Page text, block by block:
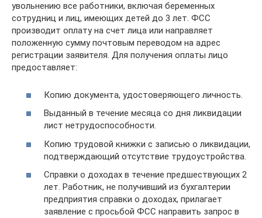
увольнению все работники, включая беременных
сотрудниц и лиц, имеющих детей до 3 лет. ФСС
производит оплату на счет лица или направляет
положенную сумму почтовым переводом на адрес
регистрации заявителя. Для получения оплаты лицо
предоставляет:
Копию документа, удостоверяющего личность.
Выданный в течение месяца со дня ликвидации
лист нетрудоспособности.
Копию трудовой книжки с записью о ликвидации,
подтверждающий отсутствие трудоустройства.
Справки о доходах в течение предшествующих 2
лет. Работник, не получивший из бухгалтерии
предприятия справки о доходах, прилагает
заявление с просьбой ФСС направить запрос в